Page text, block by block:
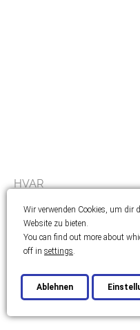
HVAR
Steinhaus auf
70 m 2
Wir verwenden Cookies, um dir
Website zu bieten.
You can find out more about
off in settings.
Ablehnen